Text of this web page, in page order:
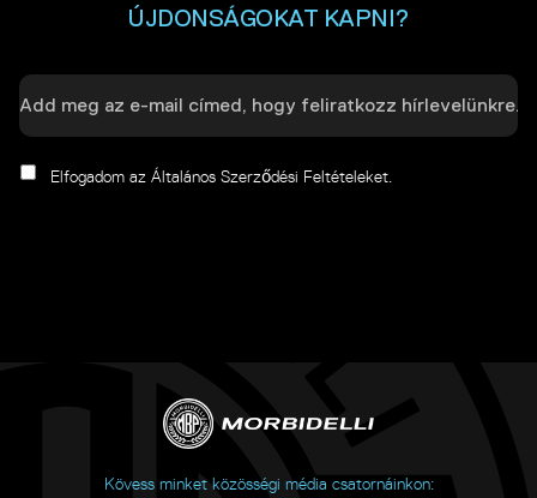
ÚJDONSÁGOKAT KAPNI?
Elfogadom az Általános Szerződési Feltételeket.
Kövess minket közösségi média csatornáinkon: